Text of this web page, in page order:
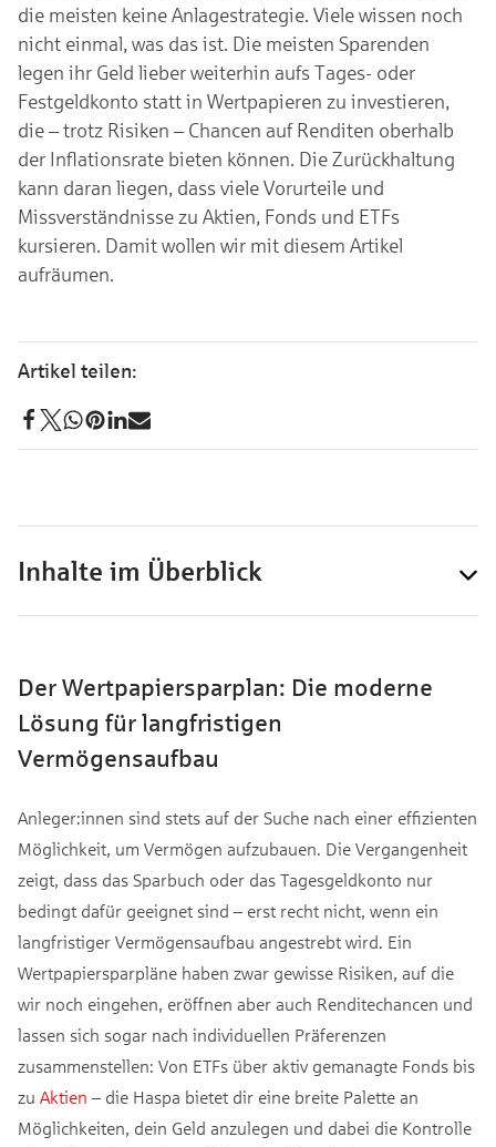
die meisten keine Anlagestrategie. Viele wissen noch
nicht einmal, was das ist. Die meisten Sparenden
legen ihr Geld lieber weiterhin aufs Tages- oder
Festgeldkonto statt in Wertpapieren zu investieren,
die – trotz Risiken – Chancen auf Renditen oberhalb
der Inflationsrate bieten können. Die Zurückhaltung
kann daran liegen, dass viele Vorurteile und
Missverständnisse zu Aktien, Fonds und ETFs
kursieren. Damit wollen wir mit diesem Artikel
aufräumen.
Inhalte im Überblick
Der Wertpapiersparplan: Die moderne
Lösung für langfristigen
Vermögensaufbau
Anleger:innen sind stets auf der Suche nach einer effizienten
Möglichkeit, um Vermögen aufzubauen. Die Vergangenheit
zeigt, dass das Sparbuch oder das Tagesgeldkonto nur
bedingt dafür geeignet sind – erst recht nicht, wenn ein
langfristiger Vermögensaufbau angestrebt wird. Ein
Wertpapiersparpläne haben zwar gewisse Risiken, auf die
wir noch eingehen, eröffnen aber auch Renditechancen und
lassen sich sogar nach individuellen Präferenzen
zusammenstellen: Von ETFs über aktiv gemanagte Fonds bis
zu Aktien – die Haspa bietet dir eine breite Palette an
Möglichkeiten, dein Geld anzulegen und dabei die Kontrolle